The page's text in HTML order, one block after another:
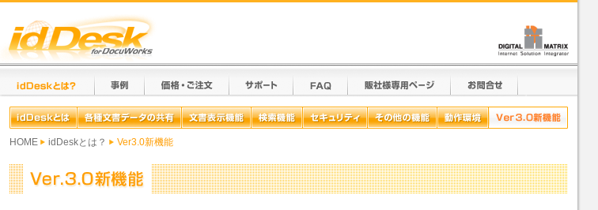
HOME idDeskとは？ Ver3.0新機能